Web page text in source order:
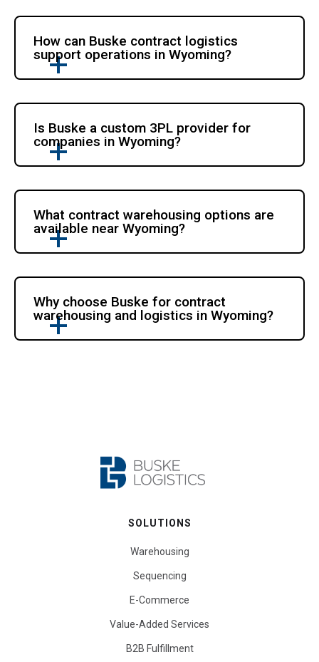
How can Buske contract logistics
support operations in Wyoming?
Is Buske a custom 3PL provider for
companies in Wyoming?
What contract warehousing options are
available near Wyoming?
Why choose Buske for contract
warehousing and logistics in Wyoming?
SOLUTIONS
Warehousing
Sequencing
E-Commerce
Value-Added Services
B2B Fulfillment